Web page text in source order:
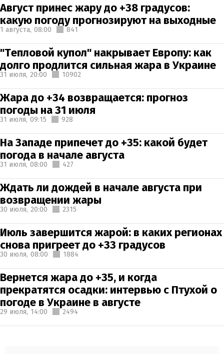
Август принес жару до +38 градусов:
какую погоду прогнозируют на выходные
1 августа, 08:00 841
"Тепловой купол" накрывает Европу: как
долго продлится сильная жара в Украине
31 июля, 20:00 10902
Жара до +34 возвращается: прогноз
погоды на 31 июля
31 июля, 09:15 928
На Западе припечет до +35: какой будет
погода в начале августа
31 июля, 08:00 427
Ждать ли дождей в начале августа при
возвращении жары
30 июля, 20:00 2315
Июль завершится жарой: в каких регионах
снова пригреет до +33 градусов
30 июля, 08:00 1884
Вернется жара до +35, и когда
прекратятся осадки: интервью с Птухой о
погоде в Украине в августе
29 июля, 14:00 2494